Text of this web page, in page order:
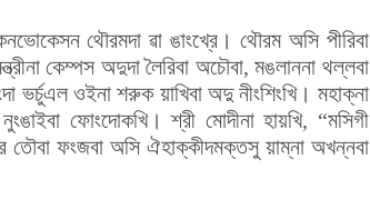
থৌরমদা ৱা ঙাংখ্রে। থৌরম অসি পীরিবা
কেম্পস অদুদা লৈরিবা অচৌবা, মঙলাননা থল্লবা
ভর্চুএল ওইনা শরুক য়াখিবা অদু নীংশিংখি। মহাক্না
ফোংদোকখি। শ্রী মোদীনা হায়খি, “মসিগী
তৌবা ফংজবা অসি ঐহাক্কীদমক্তসু য়াম্না অখন্নবা